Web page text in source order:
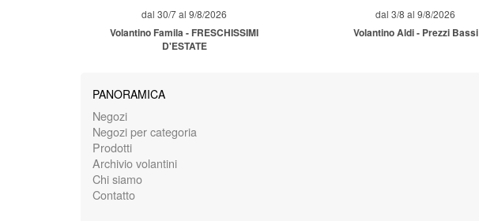
dal 30/7 al 9/8/2026
Volantino Famila - FRESCHISSIMI
D'ESTATE
dal 3/8 al 9/8/2026
Volantino Aldi - Prezzi Bassi
PANORAMICA
Negozi
Negozi per categoria
Prodotti
Archivio volantini
Chi siamo
Contatto